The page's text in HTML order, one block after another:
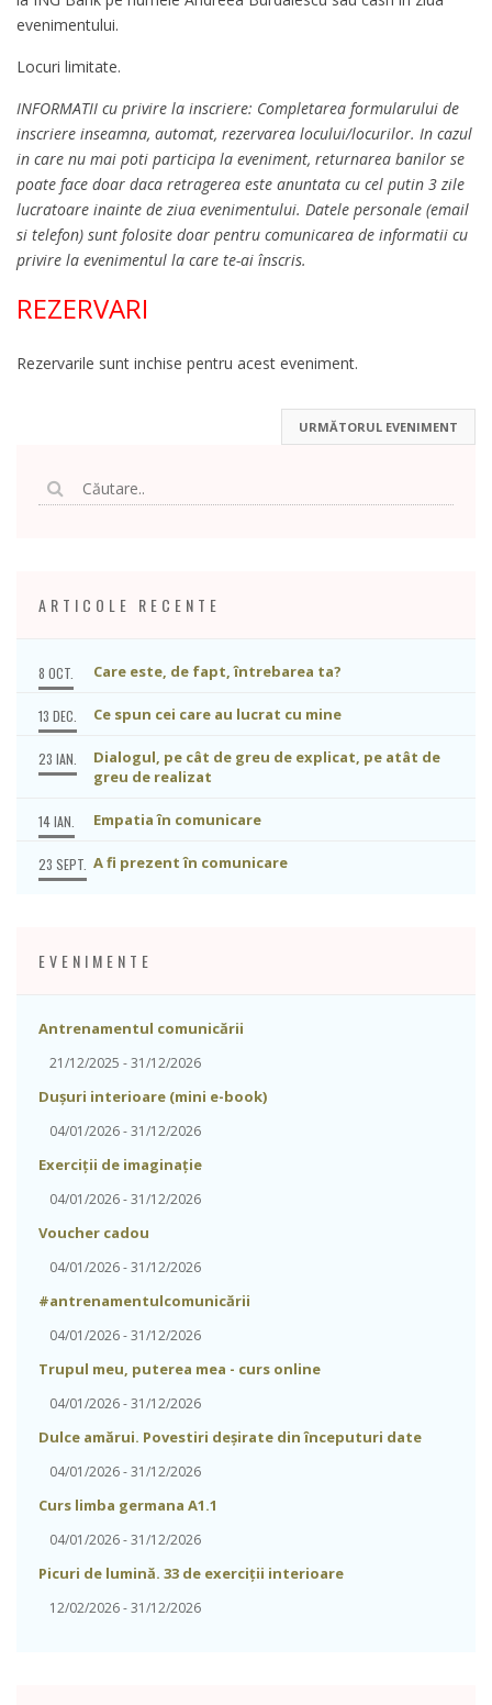
evenimentului.
Locuri limitate.
INFORMATII cu privire la inscriere: Completarea formularului de
inscriere inseamna, automat, rezervarea locului/locurilor. In cazul
in care nu mai poti participa la eveniment, returnarea banilor se
poate face doar daca retragerea este anuntata cu cel putin 3 zile
lucratoare inainte de ziua evenimentului. Datele personale (email
si telefon) sunt folosite doar pentru comunicarea de informatii cu
privire la evenimentul la care te-ai înscris.
REZERVARI
Rezervarile sunt inchise pentru acest eveniment.
URMĂTORUL EVENIMENT
ARTICOLE RECENTE
8 OCT. Care este, de fapt, întrebarea ta?
13 DEC. Ce spun cei care au lucrat cu mine
23 IAN.
Dialogul, pe cât de greu de explicat, pe atât de
greu de realizat
14 IAN. Empatia în comunicare
23 SEPT. A fi prezent în comunicare
EVENIMENTE
Antrenamentul comunicării
21/12/2025 - 31/12/2026
Dușuri interioare (mini e-book)
04/01/2026 - 31/12/2026
Exerciții de imaginație
04/01/2026 - 31/12/2026
Voucher cadou
04/01/2026 - 31/12/2026
#antrenamentulcomunicării
04/01/2026 - 31/12/2026
Trupul meu, puterea mea - curs online
04/01/2026 - 31/12/2026
Dulce amărui. Povestiri deșirate din începuturi date
04/01/2026 - 31/12/2026
Curs limba germana A1.1
04/01/2026 - 31/12/2026
Picuri de lumină. 33 de exerciții interioare
12/02/2026 - 31/12/2026